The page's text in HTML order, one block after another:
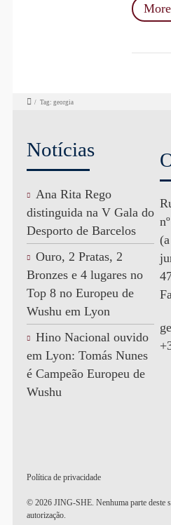
More
/ Tag: georgia
Notícias
Ana Rita Rego
distinguida na V Gala do
Desporto de Barcelos
Ouro, 2 Pratas, 2
Bronzes e 4 lugares no
Top 8 no Europeu de
Wushu em Lyon
Hino Nacional ouvido
em Lyon: Tomás Nunes
é Campeão Europeu de
Wushu
Política de privacidade
© 2026 JING-SHE. Nenhuma parte deste
autorização.